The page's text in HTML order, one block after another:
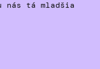
nás tá mladšia